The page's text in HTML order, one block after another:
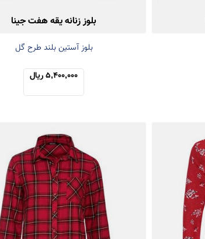
بلوز زنانه یقه هفت جینا
بلوز آستین بلند طرح گل
5,400,000 ریال